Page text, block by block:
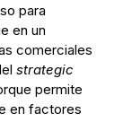
para
en un
comerciales
strategic
permite
en factores